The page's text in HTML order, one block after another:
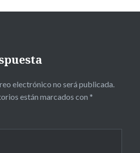
electrónico no será publicada.
están marcados con *